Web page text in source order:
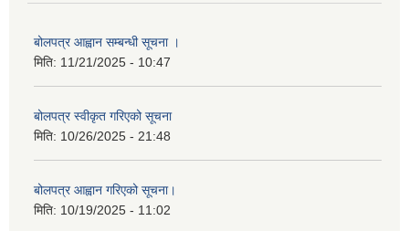
बोलपत्र आह्वान सम्बन्धी सूचना ।
मिति: 11/21/2025 - 10:47
बोलपत्र स्वीकृत गरिएको सूचना
मिति: 10/26/2025 - 21:48
बोलपत्र आह्वान गरिएको सूचना।
मिति: 10/19/2025 - 11:02